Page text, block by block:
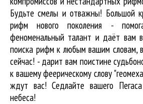
Будьте смелы и отважны! Большой
рифм нового поколения -
феноменальный талант и даёт вам
поиска рифмк любым вашим словам,
сейчас! - дарит вам поистине
к вашему феерическому слову
ждут вас! Седлайте вашего
небеса!